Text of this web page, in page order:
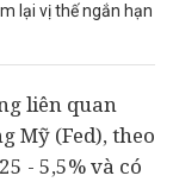
lại vị thế ngắn hạn
liên quan
Mỹ (Fed), theo
- 5,5% và có